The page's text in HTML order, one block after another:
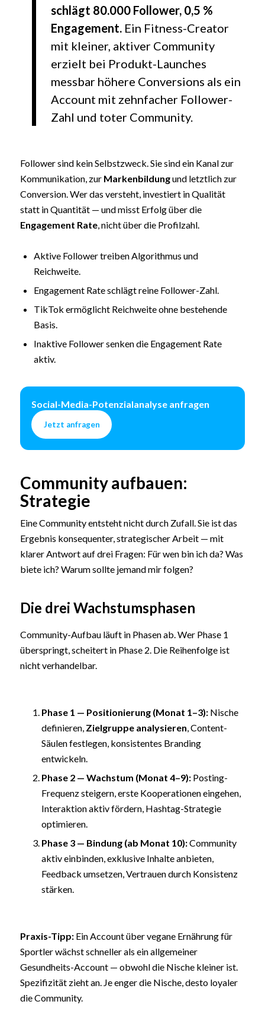
schlägt 80.000 Follower, 0,5 %
Engagement.Ein Fitness-Creator
mit kleiner, aktiver Community
erzielt bei Produkt-Launches
messbar höhere Conversions als ein
Account mit zehnfacher Follower-
Zahl und toter Community.
Follower sind kein Selbstzweck. Sie sind ein Kanal zur
Kommunikation, zur Markenbildungund letztlich zur
Conversion. Wer das versteht, investiert in Qualität
statt in Quantität — und misst Erfolg über die
Engagement Rate, nicht über die Profilzahl.
Aktive Follower treiben Algorithmus und
Reichweite.
Engagement Rate schlägt reine Follower-Zahl.
TikTok ermöglicht Reichweite ohne bestehende
Basis.
Inaktive Follower senken die Engagement Rate
aktiv.
Social-Media-Potenzialanalyse anfragen
Jetzt anfragen
Community aufbauen:
Strategie
Eine Community entsteht nicht durch Zufall. Sie ist das
Ergebnis konsequenter, strategischer Arbeit — mit
klarer Antwort auf drei Fragen: Für wen bin ich da? Was
biete ich? Warum sollte jemand mir folgen?
Die drei Wachstumsphasen
Community-Aufbau läuft in Phasen ab. Wer Phase 1
überspringt, scheitert in Phase 2. Die Reihenfolge ist
nicht verhandelbar.
Phase 1 — Positionierung (Monat 1–3):Nische
definieren, Zielgruppe analysieren, Content-
Säulen festlegen, konsistentes Branding
entwickeln.
Phase 2 — Wachstum (Monat 4–9):Posting-
Frequenz steigern, erste Kooperationen eingehen,
Interaktion aktiv fördern, Hashtag-Strategie
optimieren.
Phase 3 — Bindung (ab Monat 10):Community
aktiv einbinden, exklusive Inhalte anbieten,
Feedback umsetzen, Vertrauen durch Konsistenz
stärken.
Praxis-Tipp:Ein Account über vegane Ernährung für
Sportler wächst schneller als ein allgemeiner
Gesundheits-Account — obwohl die Nische kleiner ist.
Spezifizität zieht an. Je enger die Nische, desto loyaler
die Community.